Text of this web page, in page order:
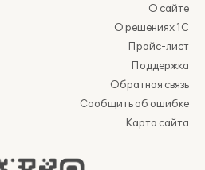
О сайте
О решениях 1С
Прайс-лист
Поддержка
Обратная связь
Сообщить об ошибке
Карта сайта